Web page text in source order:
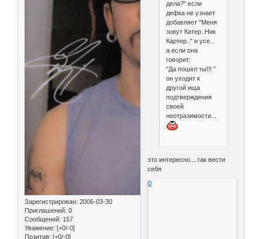
Зарегистрирован: 2006-03-30
Приглашений: 0
Сообщений: 157
Уважение: [+0/-0]
Позитив: [+0/-0]
дела?" если
дефка не узнает
добавляет "Меня
зовут Катер..Ник
Картер.." и усе...
а если она
говорит:
"Да пошел ты!!! "
он уходит к
другой ища
подтверждения
своей
неотразимости...
это интересно....так вести
себя
0